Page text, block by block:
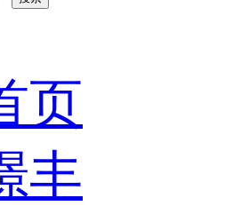
页
丰